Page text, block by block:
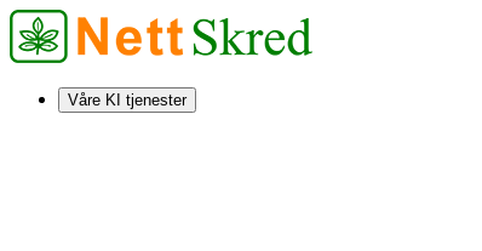
Våre KI tjenester